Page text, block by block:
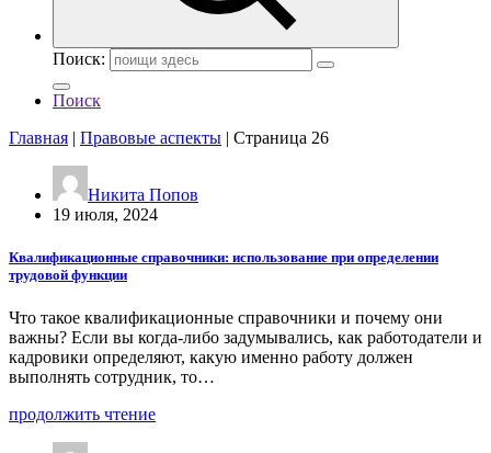
Поиск:
Поиск
Главная | Правовые аспекты | Страница 26
Никита Попов
19 июля, 2024
Квалификационные справочники: использование при определении
трудовой функции
Что такое квалификационные справочники и почему они
важны? Если вы когда-либо задумывались, как работодатели и
кадровики определяют, какую именно работу должен
выполнять сотрудник, то…
продолжить чтение